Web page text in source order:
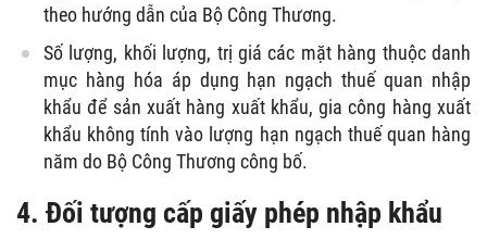
theo hướng dẫn của Bộ Công Thương.
Số lượng, khối lượng, trị giá các mặt hàng thuộc danh
mục hàng hóa áp dụng hạn ngạch thuế quan nhập
khẩu để sản xuất hàng xuất khẩu, gia công hàng xuất
khẩu không tính vào lượng hạn ngạch thuế quan hàng
năm do Bộ Công Thương công bố.
4.Đối tượng cấp giấy phép nhập khẩu